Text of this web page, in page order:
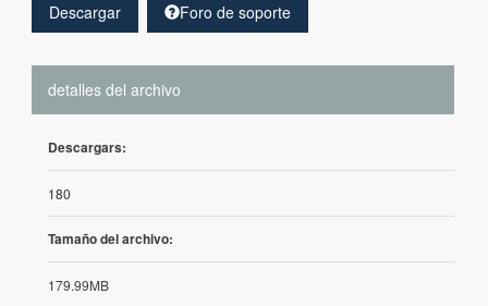
Descargar Foro de soporte
detalles del archivo
Descargars:
180
Tamaño del archivo:
179.99MB